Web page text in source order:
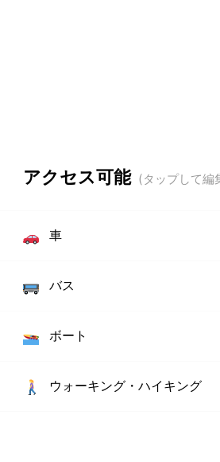
アクセス可能
車
バス
ボート
ウォーキング・ハイキング